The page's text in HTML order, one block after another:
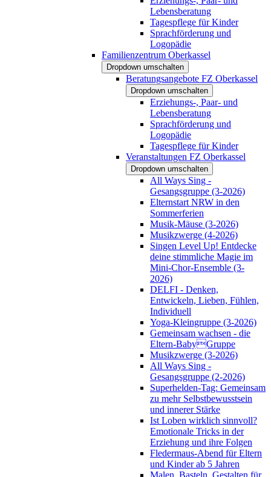
Lebensberatung
Tagespflege für Kinder
Sprachförderung und
Logopädie
Familienzentrum Oberkassel
Dropdown umschalten
Beratungsangebote FZ Oberkassel
Dropdown umschalten
Erziehungs-, Paar- und
Lebensberatung
Sprachförderung und
Logopädie
Tagespflege für Kinder
Veranstaltungen FZ Oberkassel
Dropdown umschalten
All Ways Sing -
Gesangsgruppe (3-2026)
Elternstart NRW in den
Sommerferien
Musik-Mäuse (3-2026)
Musikzwerge (4-2026)
Singen Level Up! Entdecke
deine stimmliche Magie im
Mini-Chor-Ensemble (3-
2026)
DELFI - Denken,
Entwickeln, Lieben, Fühlen,
Individuell
Yoga-Kleingruppe (3-2026)
Gemeinsam wachsen - die
Eltern-BabyGruppe
Musikzwerge (3-2026)
All Ways Sing -
Gesangsgruppe (2-2026)
Superhelden-Tag: Gemeinsam
zu mehr Selbstbewusstsein
und innerer Stärke
Ist Loben wirklich sinnvoll?
Emotionale Tricks in der
Erziehung und ihre Folgen
Fledermaus-Abend für Eltern
und Kinder ab 5 Jahren
Malen, Basteln, Gestalten für